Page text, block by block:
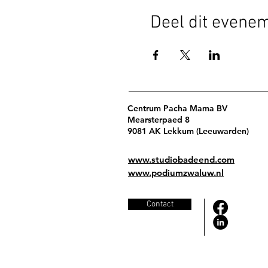
Deel dit
Centrum Pacha Mama BV
Mearsterpaed 8
9081 AK Lekkum (Leeuwarden)
www.studiobadeend.com
www.podiumzwaluw.nl
Contact